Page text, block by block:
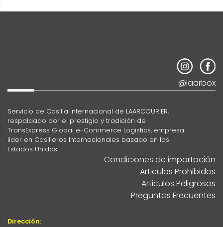
@laarbox
Servicio de Casilla Internacional de LAARCOURIER,
respaldado por el prestigio y tradición de
TransExpress Global e-Commerce Logistics, empresa
líder en Casilleros Internacionales basado en los
Estados Unidos.
Condiciones de importación
Articulos Prohibidos
Articulos Peligrosos
Preguntas Frecuentes
Dirección: